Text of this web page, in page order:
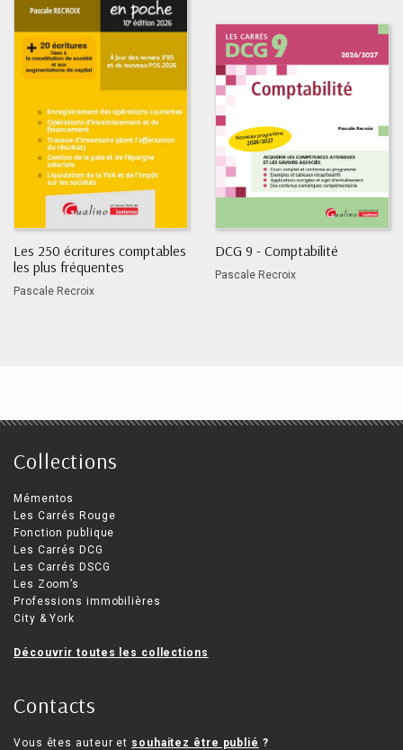
Les 250 écritures comptables
les plus fréquentes
Pascale Recroix
DCG 9 - Comptabilité
Pascale Recroix
Collections
Mémentos
Les Carrés Rouge
Fonction publique
Les Carrés DCG
Les Carrés DSCG
Les Zoom’s
Professions immobilières
City & York
Découvrir toutes les collections
Contacts
Vous êtes auteur et souhaitez être publié ?